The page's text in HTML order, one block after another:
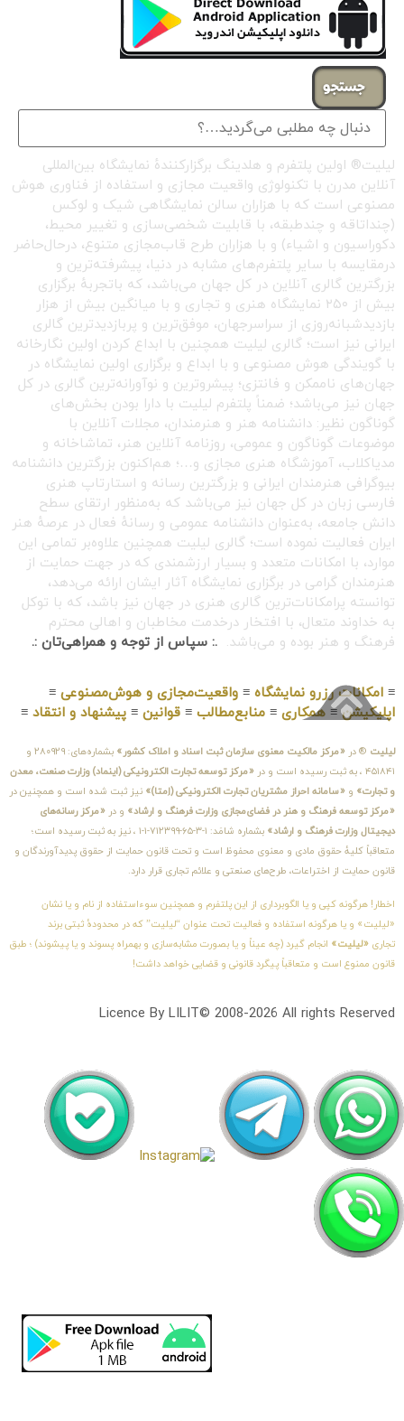
جستجو
لیلیت® اولین پلتفرم و هلدینگ برگزارکنندهٔ نمایشگاه بین‌المللی
آنلاین مدرن با تکنولوژی واقعیت مجازی و استفاده از فناوری هوش
مصنوعی است که با هزاران سالن نمایشگاهی شیک و لوکس
(چنداتاقه و چندطبقه، با قابلیت شخصی‌سازی و تغییر محیط،
دکوراسیون و اشیاء) و با هزاران طرح قاب‌مجازی متنوع، درحال‌حاضر
درمقایسه با سایر پلتفرم‌های مشابه در دنیا، پیشرفته‌ترین و
بزرگترین گالری آنلاین در کل جهان می‌باشد، که باتجربهٔ برگزاری
بیش از ۲۵۰ نمایشگاه هنری و تجاری و با میانگین بیش از هزار
بازدیدشبانه‌روزی از سراسرجهان، موفق‌ترین و پربازدیدترین گالری
ایرانی نیز است؛ گالری لیلیت همچنین با ابداع کردن اولین نگارخانه
با گویندگی هوش مصنوعی و با ابداع و برگزاری اولین نمایشگاه در
جهان‌های ناممکن و فانتزی؛ پیشروترین و نوآورانه‌ترین گالری در کل
جهان نیز می‌باشد؛ ضمناً پلتفرم لیلیت با دارا بودن بخش‌های
گوناگون نظیر: دانشنامه هنر و هنرمندان، مجلات آنلاین با
موضوعات گوناگون و عمومی، روزنامه آنلاین هنر، تماشاخانه و
مدیاکلاب، آموزشگاه هنری مجازی و…؛ هم‌اکنون بزرگترین دانشنامه
بیوگرافی هنرمندان ایرانی و بزرگترین رسانه و استارتاپ هنری
فارسی زبان در کل جهان نیز می‌باشد که به‌منظور ارتقای سطح
دانش جامعه، به‌عنوان دانشنامه عمومی و رسانهٔ فعال در عرصهٔ هنر
ایران فعالیت نموده است؛ گالری لیلیت همچنین علاوه‌بر تمامی این
موارد، با امکانات متعدد و بسیار ارزشمندی که در جهت حمایت از
هنرمندان گرامی در برگزاری نمایشگاه آثار ایشان ارائه می‌دهد،
توانسته پرامکانات‌ترین گالری هنری در جهان نیز باشد، که با توکل
به خداوند متعال، با افتخار درخدمت مخاطبان و اهالی محترم
فرهنگ و هنر بوده و می‌باشد. .: سپاس از توجه و همراهی‌تان :.
≡ امکانات رزرو نمایشگاه ≡ واقعیت‌مجازی و هوش‌مصنوعی ≡
اپلیکیشن≡ همکاری ≡ منابع‌مطالب ≡ قوانین ≡ پیشنهاد و انتقاد ≡
لیلیت ® در «مرکز مالکیت معنوی سازمان ثبت اسناد و املاک کشور»
بشماره‌های: ۲۸۰۹۲۹ و
۴۵۱۸۴۱ ، به ثبت رسیده است و در
«مرکز توسعه تجارت الکترونیکی (اینماد) وزارت صنعت، معدن
و تجارت» و «سامانه احراز مشتریان تجارت الکترونیکی (اِمتا)» نیز ثبت شده است و همچنین در
«مرکز توسعه فرهنگ و هنر در فضای‌مجازی وزارت فرهنگ و ارشاد» و در «مرکز رسانه‌های
دیجیتال وزارت فرهنگ و ارشاد»
بشماره شامَد: ۱-۳-۶۵-۷۱۲۳۹۹-۱-۱ ، نیز به ثبت رسیده است؛
متعاقباً کلیهٔ حقوق مادی و معنوی محفوظ است و تحت قانون حمایت از حقوق پدیدآورندگان و
قانون حمایت از اختراعات، طرح‌های صنعتی و علائم تجاری قرار دارد.
اخطار! هرگونه کپی و یا الگوبرداری از این پلتفرم و همچنین سوءاستفاده از نام و یا نشان
«لیلیت» و یا هرگونه استفاده و فعالیت تحت عنوان “لیلیت” که در محدودهٔ ثبتی برند
تجاری «لیلیت» انجام گیرد (چه عیناً و یا بصورت مشابه‌سازی و بهمراه پسوند و یا پیشوند) ؛ طبق
قانون ممنوع است و متعاقباً پیگرد قانونی و قضایی خواهد داشت!
Licence By LILIT© 2008-2026 All rights Reserved
دریافت رایگان اپلیکیشن لیلیت